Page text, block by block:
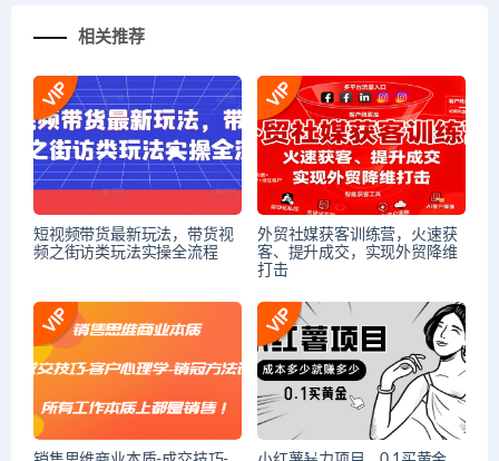
相关推荐
短视频带货最新玩法，带货视
频之街访类玩法实操全流程
外贸社媒获客训练营，火速获
客、提升成交，实现外贸降维
打击